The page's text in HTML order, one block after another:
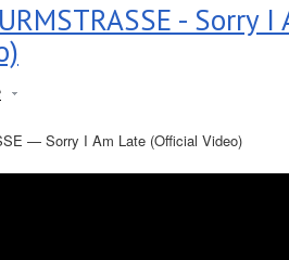
- Sorry
— Sorry I Am Late (Official Video)